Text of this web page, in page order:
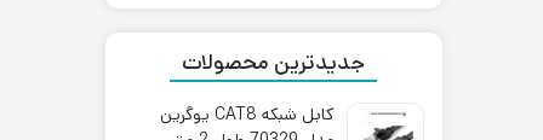
جدیدترین محصولات
کابل شبکه CAT8 یوگرین